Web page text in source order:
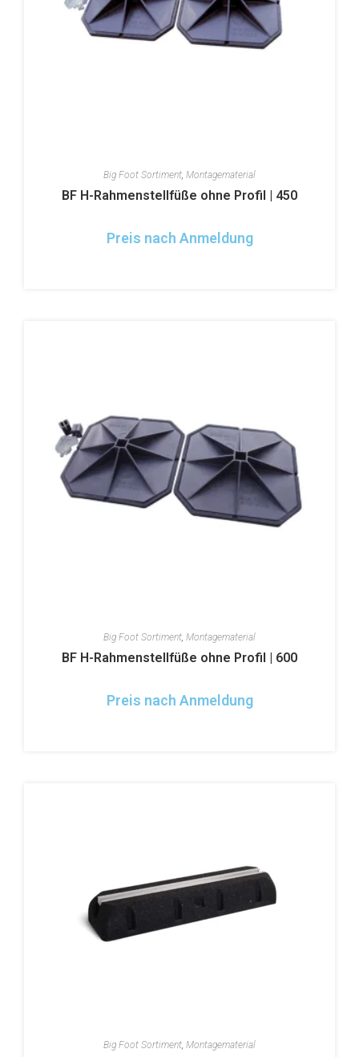
Big Foot Sortiment, Montagematerial
BF H-Rahmenstellfüße ohne Profil | 450
Preis nach Anmeldung
Big Foot Sortiment, Montagematerial
BF H-Rahmenstellfüße ohne Profil | 600
Preis nach Anmeldung
Big Foot Sortiment, Montagematerial